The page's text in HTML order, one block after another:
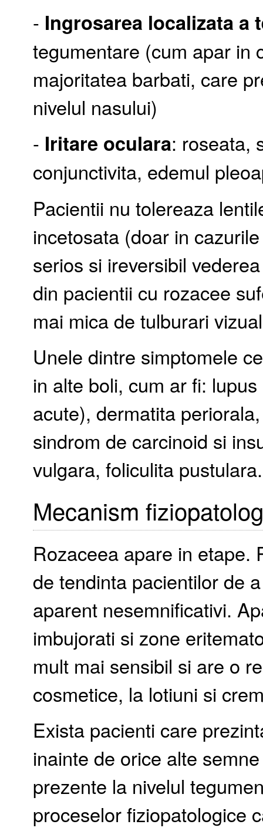
- Ingrosarea localizata a
tegumentare (cum apar in
majoritatea barbati, care
nivelul nasului)
- Iritare oculara: roseata,
conjunctivita, edemul
Pacientii nu tolereaza
incetosata (doar in
serios si ireversibil
din pacientii cu rozacee
mai mica de tulburari
Unele dintre simptomele
in alte boli, cum ar fi:
acute), dermatita
sindrom de carcinoid si
vulgara, foliculita pustulara.
Mecanism
Rozaceea apare in etape.
de tendinta pacientilor de
aparent nesemnificativi.
imbujorati si zone
mult mai sensibil si are o
cosmetice, la lotiuni si
Exista pacienti care
inainte de orice alte
prezente la nivelul
proceselor fiziopatologice